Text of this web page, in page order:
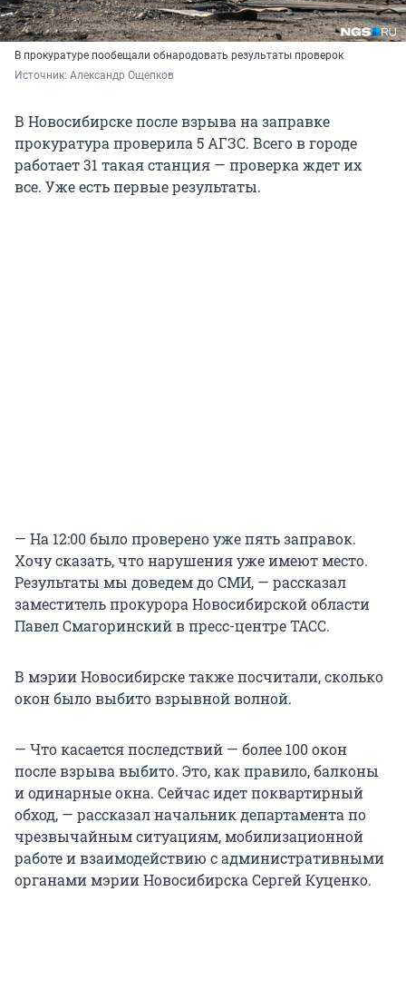
В прокуратуре пообещали обнародовать результаты проверок
Источник: Александр Ощепков
В Новосибирске после взрыва на заправке
прокуратура проверила 5 АГЗС. Всего в городе
работает 31 такая станция — проверка ждет их
все. Уже есть первые результаты.
— На 12:00 было проверено уже пять заправок.
Хочу сказать, что нарушения уже имеют место.
Результаты мы доведем до СМИ, — рассказал
заместитель прокурора Новосибирской области
Павел Смагоринский в пресс-центре ТАСС.
В мэрии Новосибирске также посчитали, сколько
окон было выбито взрывной волной.
— Что касается последствий — более 100 окон
после взрыва выбито. Это, как правило, балконы
и одинарные окна. Сейчас идет поквартирный
обход, — рассказал начальник департамента по
чрезвычайным ситуациям, мобилизационной
работе и взаимодействию с административными
органами мэрии Новосибирска Сергей Куценко.